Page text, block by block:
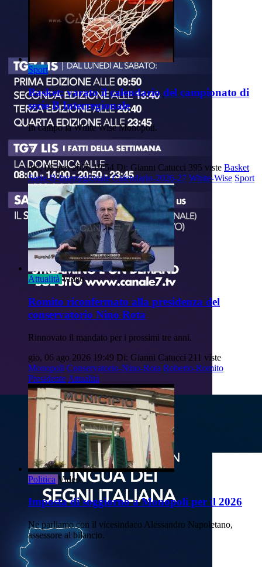
Sport
Basket: varato il calendario del campionato di
serie B Interregionale
In campo la White Wise Monopoli.
gio, 06 ago 2026 19:54 Di: Gianni Catucci 395 viste Basket
Serie-B-Interregionale Calendario-2026-27 White-Wise Sport
Attualità Video
Romito riconfermato alla presidenza del
conservatorio Nino Rota
Rinnovato il mandato per i prossimi tre anni.
gio, 06 ago 2026 19:49 Di: Gianni Catucci 211 viste
Monopoli Conservatorio-Nino-Rota Roberto-Romito
Presidente Attualità
Politica Video
Imposta di soggiorno a Monopoli per il 2026
Ne parliamo con il vicesindaco Alessandro Napoletano,
assessore al bilancio.